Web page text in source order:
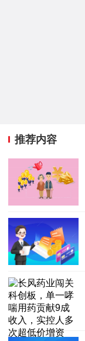
推荐内容